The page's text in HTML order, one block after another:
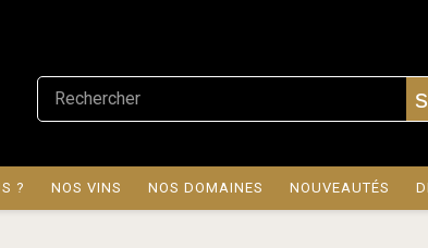
? NOS VINS NOS DOMAINES NOUVEAUTÉS